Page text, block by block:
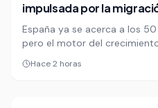
impulsada por la
España ya se acerca a los
pero el motor del
en la llegada de migrantes.
marroquíes encabezan el
Hace 2 horas